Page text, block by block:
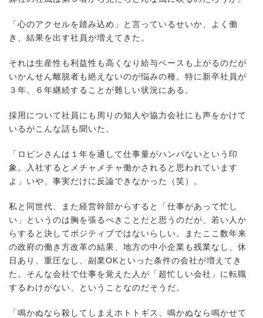
「心のアクセルを踏み込め」と言っているせいか、よく働
き、結果を出す社員が増えてきた。
それは生産性も利益性も高くなり給与ベースも上がるのだが
いかんせん離脱者も絶えないのが悩みの種。特に新卒社員が
３年、６年継続することが難しい状況にある。
採用について社員にも周りの知人や協力会社にも声をかけて
いるがこんな話も聞いた。
「ロビンさんは１年を通して仕事量がハンパないという印
象。入社するとメチャメチャ働かされると思われています
よ」いや、事実だけに反論できなかった（笑）。
私と同世代、また経営幹部からすると「仕事があって忙し
い」というのは胸を張るべきことだと思うのだが、若い人か
らすると決してポジティブではないらしい。またここ数年来
の政府の働き方改革の結果、地方の中小企業も残業なし、休
日あり、重圧なし、副業OKといった条件の会社が増えてき
た。そんな会社で仕事を覚えた人が「超忙しい会社」に転職
するわけがない、ということなのだそうだ。
「鳴かぬなら殺してしまえホトトギス、鳴かぬなら鳴かせて